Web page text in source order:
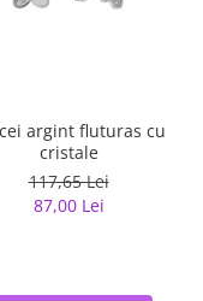
argint fluturas cu
cristale
117,65 Lei
87,00 Lei